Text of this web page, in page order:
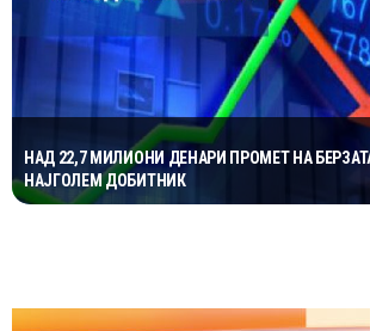
НАД 22,7 МИЛИОНИ ДЕНАРИ ПРОМЕТ НА
НАЈГОЛЕМ ДОБИТНИК